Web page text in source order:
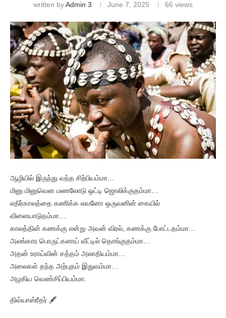
written byAdmin 3 June 7, 2025 66 views
ஆழியில் இருந்து வந்த சிற்பியம்மா…
மினு மினுவென மணலோடு ஒட்டி ஜொலிக்குதம்மா…
எதிர்காலத்தை கணிக்க எவனோ ஒருவனின் கையில்
விளையாடுதம்மா…
காலத்தின் கணக்கு என்று அவன் விரல், கணக்கு போட்டதம்மா…
அலங்கார பொருட்களாய் வீட்டில் தொங்குதம்மா…
அதன் உராய்வின் சத்தம் அலாதியம்மா…
அலைகள் தந்த அற்புதம் இதுவம்மா…
அழகிய வெண்சிப்பியம்மா.
திவ்யாஸ்ரீதர் 🖋